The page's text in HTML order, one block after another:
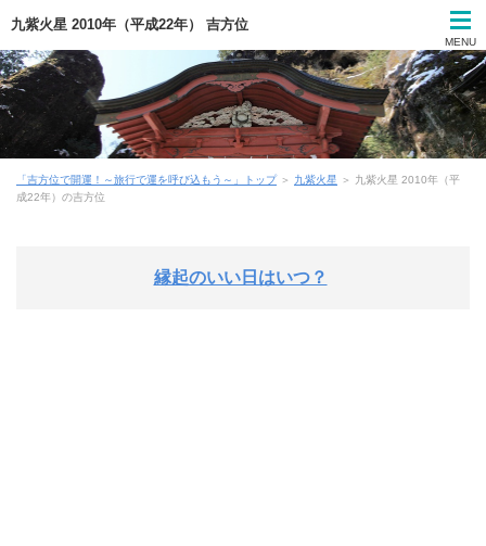
九紫火星 2010年（平成22年） 吉方位
MENU
「吉方位で開運！～旅行で運を呼び込もう～」トップ＞ 九紫火星 ＞ 九紫火星 2010年（平
成22年）の吉方位
縁起のいい日はいつ？